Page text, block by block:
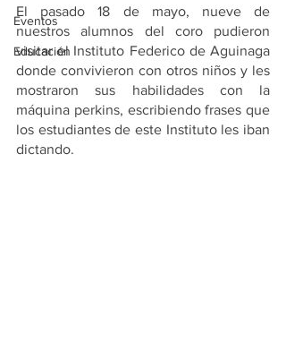
Eventos
Educación
El pasado 18 de mayo, nueve de
nuestros alumnos del coro pudieron
visitar el Instituto Federico de Aguinaga
donde convivieron con otros niños y les
mostraron sus habilidades con la
máquina perkins, escribiendo frases que
los estudiantes de este Instituto les iban
dictando.